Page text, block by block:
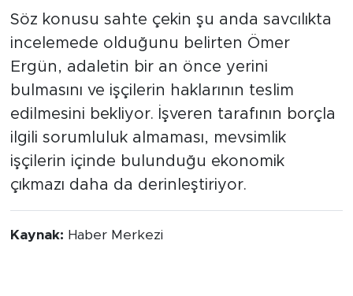
Söz konusu sahte çekin şu anda savcılıkta
incelemede olduğunu belirten Ömer
Ergün, adaletin bir an önce yerini
bulmasını ve işçilerin haklarının teslim
edilmesini bekliyor. İşveren tarafının borçla
ilgili sorumluluk almaması, mevsimlik
işçilerin içinde bulunduğu ekonomik
çıkmazı daha da derinleştiriyor.
Kaynak: Haber Merkezi